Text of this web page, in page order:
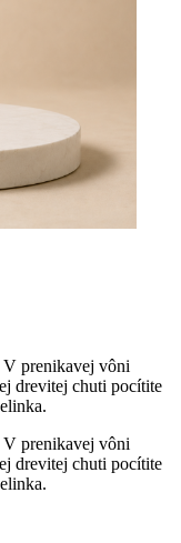
prenikavej vôni
drevitej chuti pocítite
prenikavej vôni
drevitej chuti pocítite